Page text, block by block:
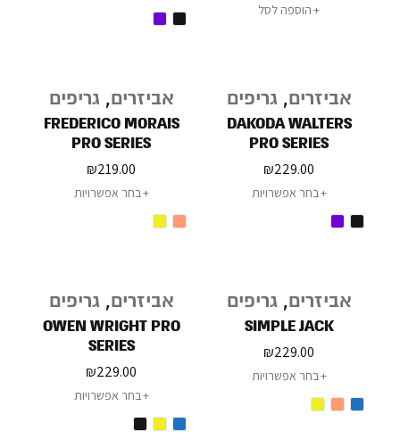
הוספה לסל
אביזרים, גריפים
DAKODA WALTERS
PRO SERIES
₪229.00
בחר אפשרויות
אביזרים, גריפים
FREDERICO MORAIS
PRO SERIES
₪219.00
בחר אפשרויות
אביזרים, גריפים
SIMPLE JACK
₪229.00
בחר אפשרויות
אביזרים, גריפים
OWEN WRIGHT PRO
SERIES
₪229.00
בחר אפשרויות